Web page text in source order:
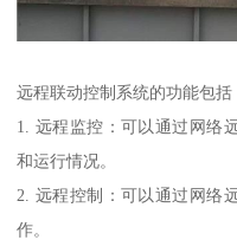
远程联动控制系统的功能包括
1. 远程监控：可以通过网络
和运行情况。
2. 远程控制：可以通过网络
作。